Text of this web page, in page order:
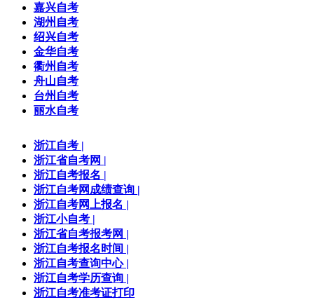
嘉兴自考
湖州自考
绍兴自考
金华自考
衢州自考
舟山自考
台州自考
丽水自考
浙江自考
浙江省自考网
浙江自考报名
浙江自考网成绩查询
浙江自考网上报名
浙江小自考
浙江省自考报考网
浙江自考报名时间
浙江自考查询中心|
浙江自考学历查询
浙江自考准考证打印